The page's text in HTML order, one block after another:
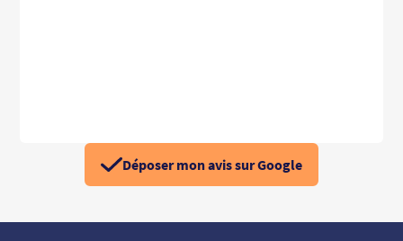
Déposer mon avis sur Google